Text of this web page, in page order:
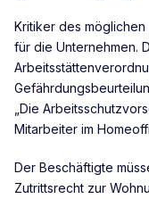
Kritiker des
für die Unternehmen.
„Die
Mitarbeiter im
Der Beschäftigte
Zutrittsrecht zur